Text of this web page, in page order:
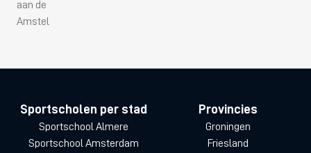
aan de
Amstel
Sportscholen per stad
Sportschool Almere
Sportschool Amsterdam
Provincies
Groningen
Friesland